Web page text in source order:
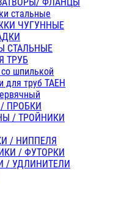
стальные
ЧУГУННЫЕ
СТАЛЬНЫЕ
ТРУБ
шпилькой
для труб ТАЕН
ПРОБКИ
/ ТРОЙНИКИ
/ НИППЕЛЯ
/ ФУТОРКИ
/ УДЛИНИТЕЛИ